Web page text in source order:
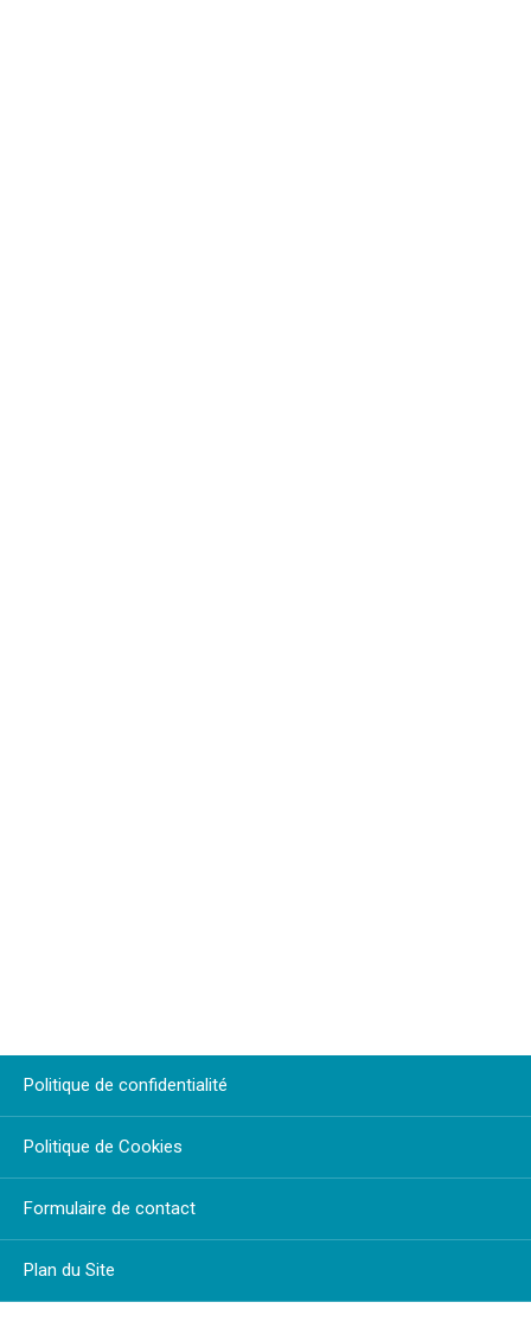
Politique de confidentialité
Politique de Cookies
Formulaire de contact
Plan du Site